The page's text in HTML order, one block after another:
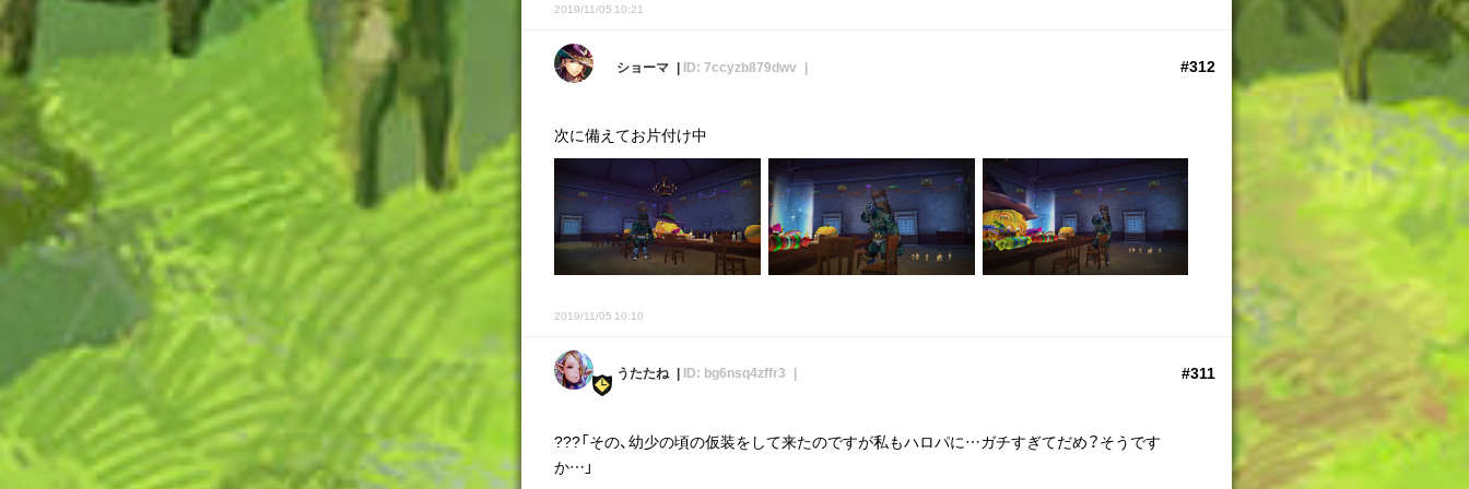
2019/11/05 10:21
ショーマ ID: 7ccyzb879dwv #312
次に備えてお片付け中
2019/11/05 10:10
うたたね ID: bg6nsq4zffr3 #311
???「その、幼少の頃の仮装をして来たのですが私もハロパに…ガチすぎてだめ？そうです
か…」